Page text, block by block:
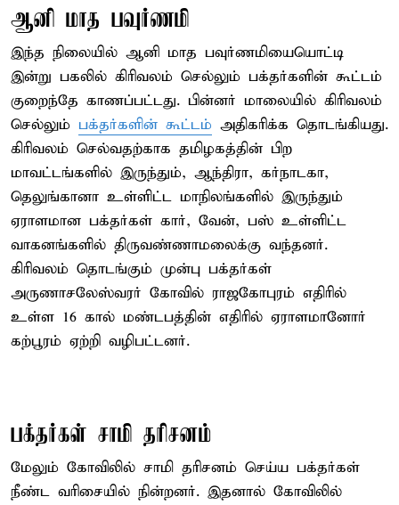
ஆனி மாத பவுர்ணமி
இந்த நிலையில் ஆனி மாத பவுர்ணமியையொட்டி
இன்று பகலில் கிரிவலம் செல்லும் பக்தர்களின் கூட்டம்
குறைந்தே காணப்பட்டது. பின்னர் மாலையில் கிரிவலம்
செல்லும் பக்தர்களின் கூட்டம் அதிகரிக்க தொடங்கியது.
கிரிவலம் செல்வதற்காக தமிழகத்தின் பிற
மாவட்டங்களில் இருந்தும், ஆந்திரா, கர்நாடகா,
தெலுங்கானா உள்ளிட்ட மாநிலங்களில் இருந்தும்
ஏராளமான பக்தர்கள் கார், வேன், பஸ் உள்ளிட்ட
வாகனங்களில் திருவண்ணாமலைக்கு வந்தனர்.
கிரிவலம் தொடங்கும் முன்பு பக்தர்கள்
அருணாசலேஸ்வரர் கோவில் ராஜகோபுரம் எதிரில்
உள்ள 16 கால் மண்டபத்தின் எதிரில் ஏராளமானோர்
கற்பூரம் ஏற்றி வழிபட்டனர்.
பக்தர்கள் சாமி தரிசனம்
மேலும் கோவிலில் சாமி தரிசனம் செய்ய பக்தர்கள்
நீண்ட வரிசையில் நின்றனர். இதனால் கோவிலில்